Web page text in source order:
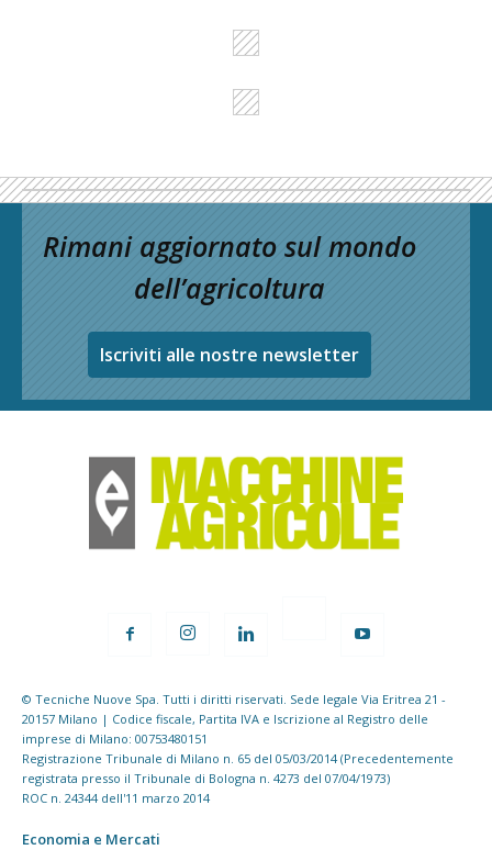
Rimani aggiornato sul mondo
dell’agricoltura
Iscriviti alle nostre newsletter
© Tecniche Nuove Spa. Tutti i diritti riservati. Sede legale Via Eritrea 21 -
20157 Milano | Codice fiscale, Partita IVA e Iscrizione al Registro delle
imprese di Milano: 00753480151
Registrazione Tribunale di Milano n. 65 del 05/03/2014 (Precedentemente
registrata presso il Tribunale di Bologna n. 4273 del 07/04/1973)
ROC n. 24344 dell'11 marzo 2014
Economia e Mercati